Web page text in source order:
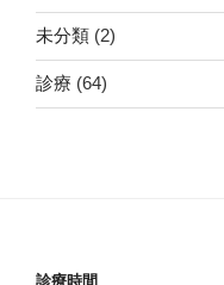
未分類 (2)
診療 (64)
診療時間